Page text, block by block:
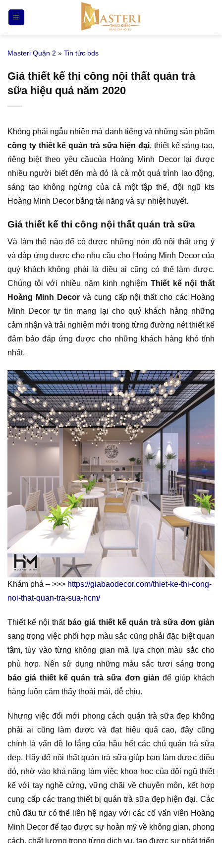
qua
nội
Masteri Quận 2 » Tin tức bds
Giá thiết kế thi công nội thất quán trà
sữa hiệu quả năm 2020
Không phải ngẫu nhiên mà danh tiếng và những sản phẩm
công ty thiết kế quán trà sữa hiện đại, thiết kế sáng tạo,
riêng biệt theo yêu cầucủa Hoàng Minh Decor lại được
nhiều người biết đến mà đó là cả một quá trình lao động,
sáng tạo không ngừng của cả một tập thể, đội ngũ kts
Hoàng Minh Decor bằng tài năng và sự nhiệt huyết.
Giá thiết kế thi công nội thất quán trà sữa
Và làm thế nào để có được những nón đồ nội thất ưng ý
và đáp ứng được cho nhu cầu cho Hoàng Minh Decor của
quý khách không phải là điều ai cũng có thể làm được.
Chúng tôi với nhiều năm kinh nghiệm Thiết kế nội thất
Hoàng Minh Decorvà cung cấp nội thất cho các Hoàng
Minh Decor tự tin mang lại cho quý khách hàng những
cảm nhận và trải nghiệm mới trong từng đường nét thiết kế
đảm bảo đáp ứng được cho những khách hàng khó tính
nhất.
Khám phá – >>> https://giabaodecor.com/thiet-ke-thi-cong-
noi-that-quan-tra-sua-hcm/
Thiết kế nội thất báo giá thiết kế quán trà sữa đơn giản
sang trọng việc phối hợp màu sắc cũng phải đặc biệt quan
tâm, tùy vào từng không gian mà lựa chọn màu sắc cho
phù hợp. Nên sử dụng những màu sắc tươi sáng trong
báo giá thiết kế quán trà sữa đơn giản để giúp khách
hàng luôn cảm thấy thoải mái, dễ chịu.
Nhưng việc đổi mới phong cách quán trà sữa đẹp không
phải ai cũng làm được và đạt hiệu quả cao, đây cũng
chính là vấn đề lo lắng của hầu hết các chủ quán trà sữa
đẹp. Hãy để nội thất quán trà sữa giúp bạn làm được điều
đó, nhờ vào khả năng làm việc khoa học của đội ngũ thiết
kế với tay nghề cứng, vững chãi về chuyên môn, kết hợp
cung cấp các trang thiết bị quán trà sữa đẹp hiện đại. Các
chủ đầu tư có thể liên hệ ngay với các cố vấn viên Hoàng
Minh Decor để tạo được sự hoàn mỹ về không gian, phong
cách, chất lượng trong từng dịch vụ, tạo được sự phát triển